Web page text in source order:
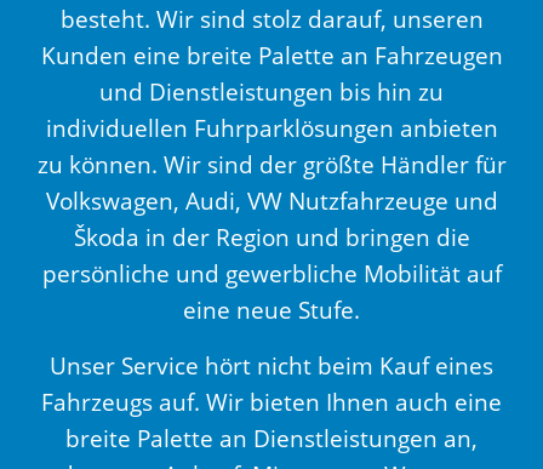
besteht. Wir sind stolz darauf, unseren
Kunden eine breite Palette an Fahrzeugen
und Dienstleistungen bis hin zu
individuellen Fuhrparklösungen anbieten
zu können. Wir sind der größte Händler für
Volkswagen, Audi, VW Nutzfahrzeuge und
Škoda in der Region und bringen die
persönliche und gewerbliche Mobilität auf
eine neue Stufe.
Unser Service hört nicht beim Kauf eines
Fahrzeugs auf. Wir bieten Ihnen auch eine
breite Palette an Dienstleistungen an,